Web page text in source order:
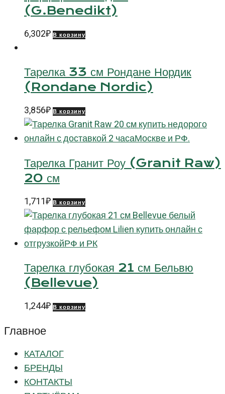
(G.Benedikt)
6,302₽ В корзину
Тарелка 33 см Рондане Нордик
(Rondane Nordic)
3,856₽ В корзину
Тарелка Гранит Роу (Granit Raw)
20 см
1,711₽ В корзину
Тарелка глубокая 21 см Бельвю
(Bellevue)
1,244₽ В корзину
Главное
КАТАЛОГ
БРЕНДЫ
КОНТАКТЫ